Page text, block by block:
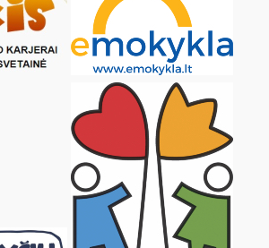
18 19 20
25 26 27